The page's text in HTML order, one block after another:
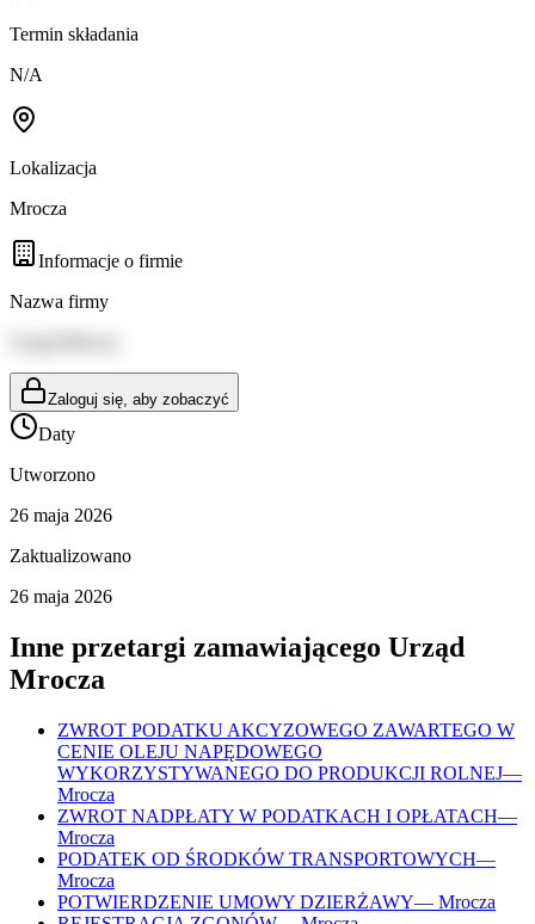
Termin składania
N/A
Lokalizacja
Mrocza
Informacje o firmie
Nazwa firmy
Zaloguj się, aby zobaczyć
Daty
Utworzono
26 maja 2026
Zaktualizowano
26 maja 2026
Inne przetargi zamawiającego Urząd
Mrocza
ZWROT PODATKU AKCYZOWEGO ZAWARTEGO W
CENIE OLEJU NAPĘDOWEGO
WYKORZYSTYWANEGO DO PRODUKCJI ROLNEJ—
Mrocza
ZWROT NADPŁATY W PODATKACH I OPŁATACH—
Mrocza
PODATEK OD ŚRODKÓW TRANSPORTOWYCH—
Mrocza
POTWIERDZENIE UMOWY DZIERŻAWY— Mrocza